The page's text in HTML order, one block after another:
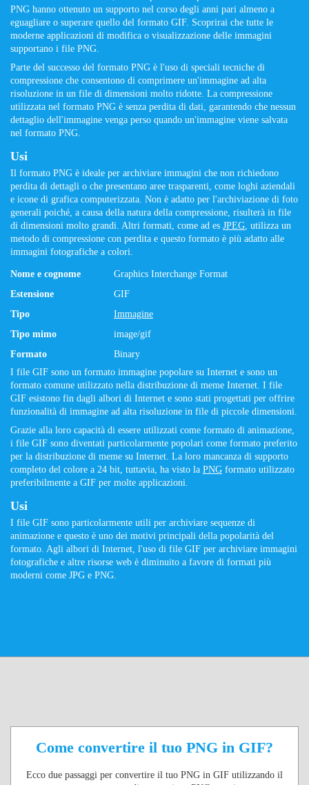
PNG hanno ottenuto un supporto nel corso degli anni pari almeno a
eguagliare o superare quello del formato GIF. Scoprirai che tutte le
moderne applicazioni di modifica o visualizzazione delle immagini
supportano i file PNG.
Parte del successo del formato PNG è l'uso di speciali tecniche di
compressione che consentono di comprimere un'immagine ad alta
risoluzione in un file di dimensioni molto ridotte. La compressione
utilizzata nel formato PNG è senza perdita di dati, garantendo che nessun
dettaglio dell'immagine venga perso quando un'immagine viene salvata
nel formato PNG.
Usi
Il formato PNG è ideale per archiviare immagini che non richiedono
perdita di dettagli o che presentano aree trasparenti, come loghi aziendali
e icone di grafica computerizzata. Non è adatto per l'archiviazione di foto
generali poiché, a causa della natura della compressione, risulterà in file
di dimensioni molto grandi. Altri formati, come ad es JPEG, utilizza un
metodo di compressione con perdita e questo formato è più adatto alle
immagini fotografiche a colori.
Nome e cognome
Graphics Interchange Format
Estensione
GIF
Tipo
Immagine
Tipo mimo
image/gif
Formato
Binary
I file GIF sono un formato immagine popolare su Internet e sono un
formato comune utilizzato nella distribuzione di meme Internet. I file
GIF esistono fin dagli albori di Internet e sono stati progettati per offrire
funzionalità di immagine ad alta risoluzione in file di piccole dimensioni.
Grazie alla loro capacità di essere utilizzati come formato di animazione,
i file GIF sono diventati particolarmente popolari come formato preferito
per la distribuzione di meme su Internet. La loro mancanza di supporto
completo del colore a 24 bit, tuttavia, ha visto la PNG formato utilizzato
preferibilmente a GIF per molte applicazioni.
Usi
I file GIF sono particolarmente utili per archiviare sequenze di
animazione e questo è uno dei motivi principali della popolarità del
formato. Agli albori di Internet, l'uso di file GIF per archiviare immagini
fotografiche e altre risorse web è diminuito a favore di formati più
moderni come JPG e PNG.
Come convertire il tuo PNG in GIF?
Ecco due passaggi per convertire il tuo PNG in GIF utilizzando il